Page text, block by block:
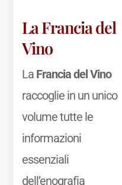
La Francia del
Vino
La Francia del Vino
raccoglie in un unico
volume tutte le
informazioni
essenziali
dell’enografia